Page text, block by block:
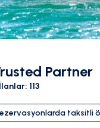
Partner
İlanlar: 113
taksitli